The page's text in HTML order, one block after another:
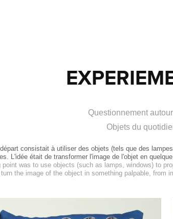
Questionnement
consistait à utiliser des objets (tels que des
L'idée était de transformer l'image de l'objet en
point was to use objects (such as lamps, windows) to
the image of the object in something palpable, from